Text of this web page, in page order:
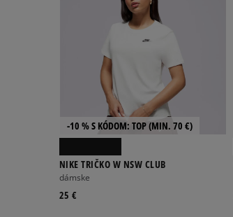
-10 % S KÓDOM: TOP (MIN. 70 €)
NIKE TRIČKO W NSW CLUB
dámske
25 €